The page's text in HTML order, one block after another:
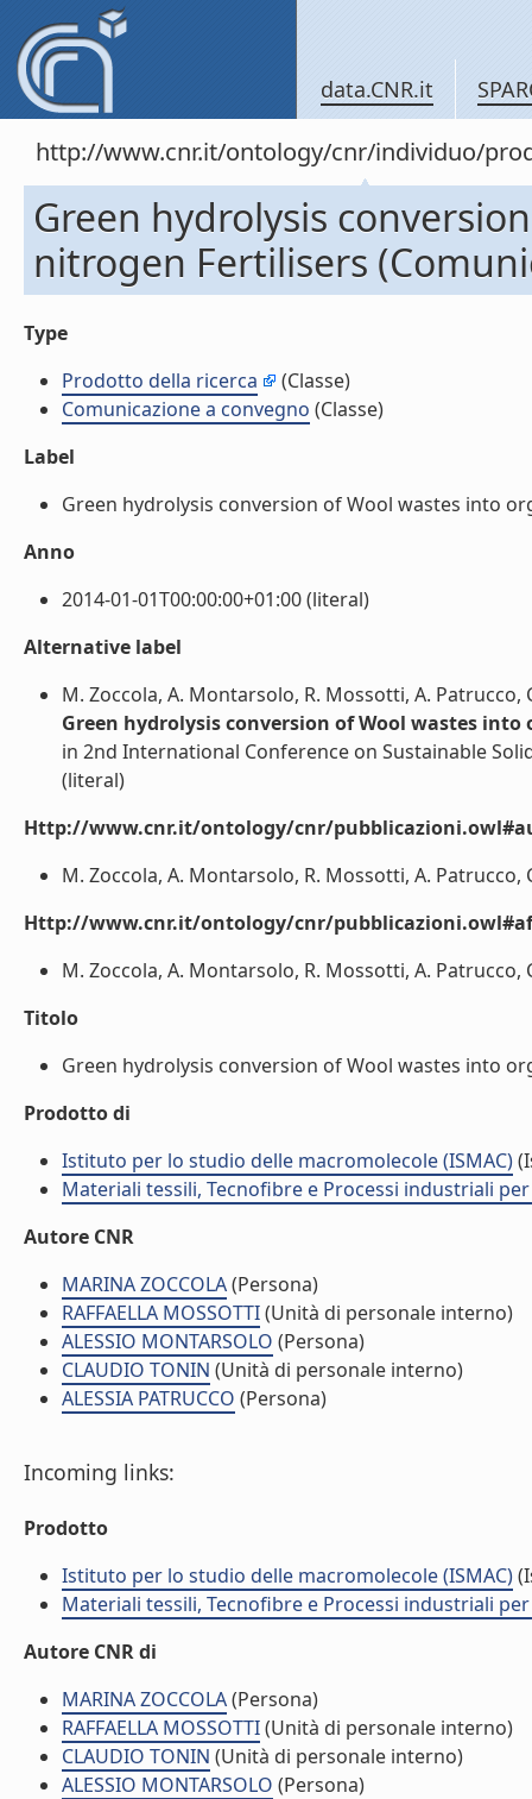
data.CNR.it
http://www.cnr.it/ontology/cnr/individuo/
Green hydrolysis
nitrogen Fertilisers
Type
Prodotto della ricerca
(Classe)
Comunicazione a convegno (Classe)
Label
Green hydrolysis conversion of Wool wastes into
Anno
2014-01-01T00:00:00+01:00 (literal)
Alternative label
M. Zoccola, A. Montarsolo, R. Mossotti, A. Patrucco,
Green hydrolysis conversion of Wool wastes
in 2nd International Conference on Sustainable
(literal)
Http://www.cnr.it/ontology/cnr/
M. Zoccola, A. Montarsolo, R. Mossotti, A. Patrucco,
Http://www.cnr.it/ontology/cnr/
M. Zoccola, A. Montarsolo, R. Mossotti, A. Patrucco,
Titolo
Green hydrolysis conversion of Wool wastes into
Prodotto di
Istituto per lo studio delle macromolecole (ISMAC)
Materiali tessili, Tecnofibre e Processi industriali per
Autore CNR
MARINA ZOCCOLA(Persona)
RAFFAELLA MOSSOTTI(Unità di personale interno)
ALESSIO MONTARSOLO (Persona)
CLAUDIO TONIN (Unità di personale interno)
ALESSIA PATRUCCO (Persona)
Incoming links:
Prodotto
Istituto per lo studio delle macromolecole (ISMAC)
Materiali tessili, Tecnofibre e Processi industriali per
Autore CNR di
MARINA ZOCCOLA(Persona)
RAFFAELLA MOSSOTTI(Unità di personale interno)
CLAUDIO TONIN (Unità di personale interno)
ALESSIO MONTARSOLO (Persona)